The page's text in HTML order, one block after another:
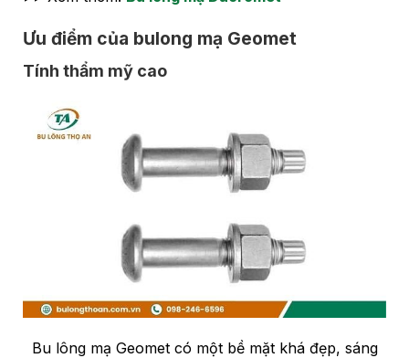
Ưu điểm của bulong mạ Geomet
Tính thẩm mỹ cao
Bu lông mạ Geomet có một bề mặt khá đẹp, sáng